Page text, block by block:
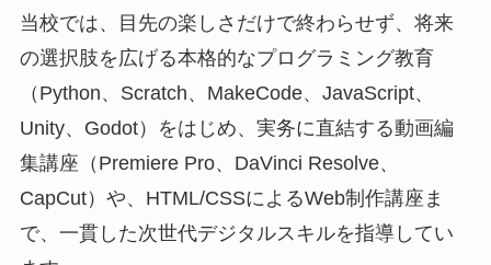
当校では、目先の楽しさだけで終わらせず、将来
の選択肢を広げる本格的なプログラミング教育
（Python、Scratch、MakeCode、JavaScript、
Unity、Godot）をはじめ、実务に直結する動画編
集講座（Premiere Pro、DaVinci Resolve、
CapCut）や、HTML/CSSによるWeb制作講座ま
で、一貫した次世代デジタルスキルを指導してい